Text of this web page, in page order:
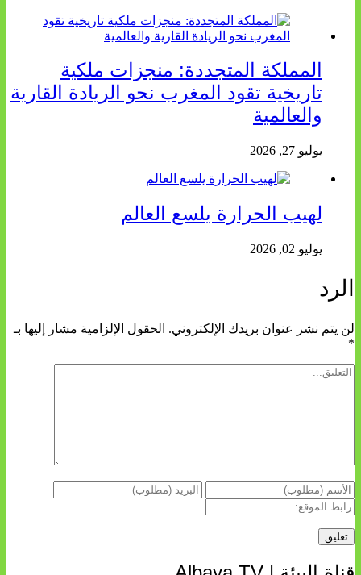
المملكة المتجددة: منجزات ملكية
تاريخية تقود المغرب نحو الريادة القارية
والعالمية
يوليو 27, 2026
لهيب الحرارة يلسع العالم
يوليو 02, 2026
الرد
لن يتم نشر عنوان بريدك الإلكتروني. الحقول الإلزامية مشار إليها بـ
*